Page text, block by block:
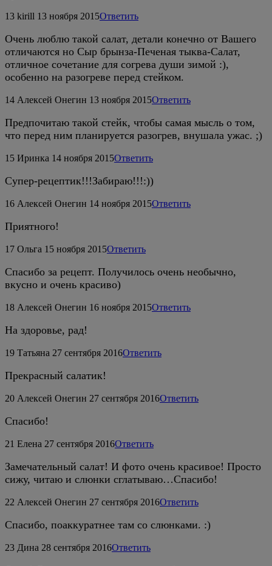
13 kirill 13 ноября 2015Ответить
Очень люблю такой салат, детали конечно от Вашего
отличаются но Сыр брынза-Печеная тыква-Салат,
отличное сочетание для согрева души зимой :),
особенно на разогреве перед стейком.
14 Алексей Онегин 13 ноября 2015Ответить
Предпочитаю такой стейк, чтобы самая мысль о том,
что перед ним планируется разогрев, внушала ужас. ;)
15 Иринка 14 ноября 2015Ответить
Супер-рецептик!!!Забираю!!!:))
16 Алексей Онегин 14 ноября 2015Ответить
Приятного!
17 Ольга 15 ноября 2015Ответить
Спасибо за рецепт. Получилось очень необычно,
вкусно и очень красиво)
18 Алексей Онегин 16 ноября 2015Ответить
На здоровье, рад!
19 Татьяна 27 сентября 2016Ответить
Прекрасный салатик!
20 Алексей Онегин 27 сентября 2016Ответить
Спасибо!
21 Елена 27 сентября 2016Ответить
Замечательный салат! И фото очень красивое! Просто
сижу, читаю и слюнки сглатываю…Спасибо!
22 Алексей Онегин 27 сентября 2016Ответить
Спасибо, поаккуратнее там со слюнками. :)
23 Дина 28 сентября 2016Ответить